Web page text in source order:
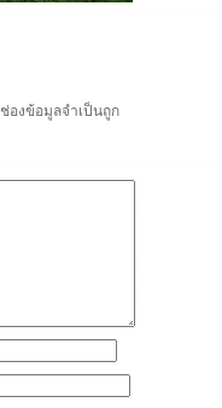
ช่องข้อมูลจำเป็นถูก